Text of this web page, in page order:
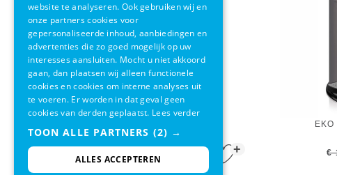
+ €
website te analyseren. Ook gebruiken wij en
onze partners cookies voor
gepersonaliseerde inhoud, aanbiedingen en
advertenties die zo goed mogelijk op uw
interesses aansluiten. Mocht u niet akkoord
gaan, dan plaatsen wij alleen functionele
cookies en cookies om interne analyses uit
te voeren. Er worden in dat geval geen
cookies van derden geplaatst. Lees verder
TOON ALLE PARTNERS (2) →
ALLES ACCEPTEREN